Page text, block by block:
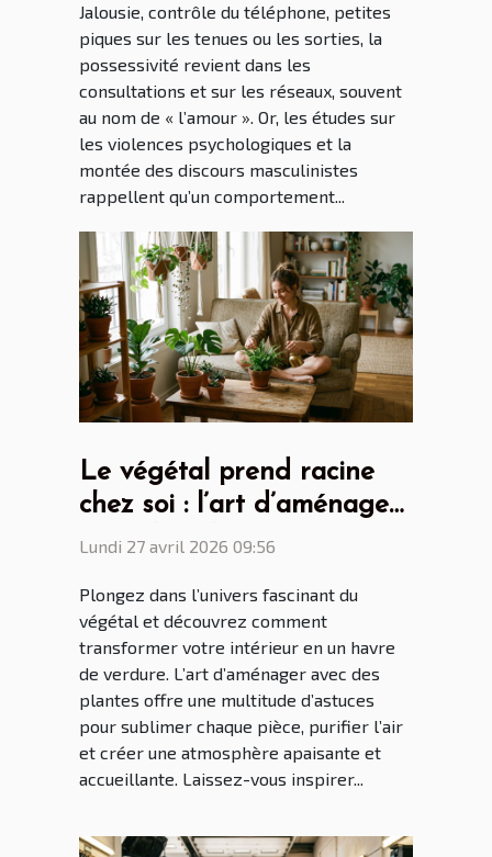
Jalousie, contrôle du téléphone, petites
piques sur les tenues ou les sorties, la
possessivité revient dans les
consultations et sur les réseaux, souvent
au nom de « l’amour ». Or, les études sur
les violences psychologiques et la
montée des discours masculinistes
rappellent qu’un comportement...
Le végétal prend racine
chez soi : l’art d’aménager
avec des plantes
Lundi 27 avril 2026 09:56
Plongez dans l’univers fascinant du
végétal et découvrez comment
transformer votre intérieur en un havre
de verdure. L’art d’aménager avec des
plantes offre une multitude d’astuces
pour sublimer chaque pièce, purifier l’air
et créer une atmosphère apaisante et
accueillante. Laissez-vous inspirer...